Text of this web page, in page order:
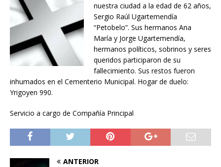
nuestra ciudad a la edad de 62 años,
Sergio Raúl Ugartemendía
“Petobelo”. Sus hermanos Ana
María y Jorge Ugartemendía,
hermanos políticos, sobrinos y seres
queridos participaron de su
fallecimiento. Sus restos fueron
inhumados en el Cementerio Municipal. Hogar de duelo:
Yrigoyen 990.
Servicio a cargo de Compañía Principal
ANTERIOR